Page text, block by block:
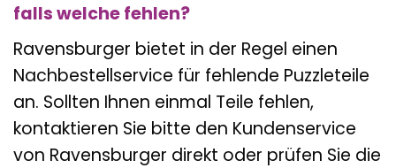
falls welche fehlen?
Ravensburger bietet in der Regel einen
Nachbestellservice für fehlende Puzzleteile
an. Sollten Ihnen einmal Teile fehlen,
kontaktieren Sie bitte den Kundenservice
von Ravensburger direkt oder prüfen Sie die